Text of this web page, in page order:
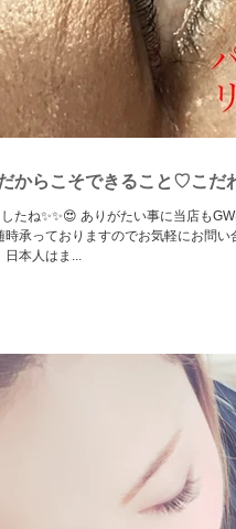
からこそできること♡こだ
たね✨✨😍 ありがたい事に当店も
ますのでお気軽にお問い合わせくださいませ そして日本
日本人はま...